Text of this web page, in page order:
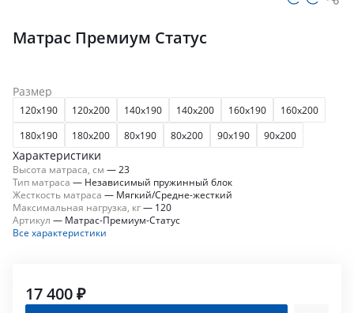
Матрас Премиум Статус
Размер
120x190 120x200 140x190 140x200 160x190
160x200
180x190
180x200 80x190 80x200 90x190 90x200
Характеристики
Высота матраса, см — 23
Тип матраса — Независимый пружинный блок
Жесткость матраса — Мягкий/Средне-жесткий
Максимальная нагрузка, кг— 120
Артикул — Матрас-Премиум-Статус
Все характеристики
17 400 ₽